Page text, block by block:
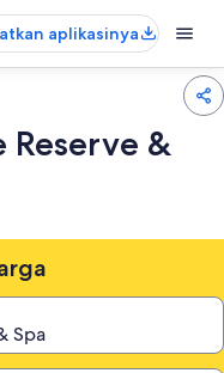
aplikasinya
Reserve &